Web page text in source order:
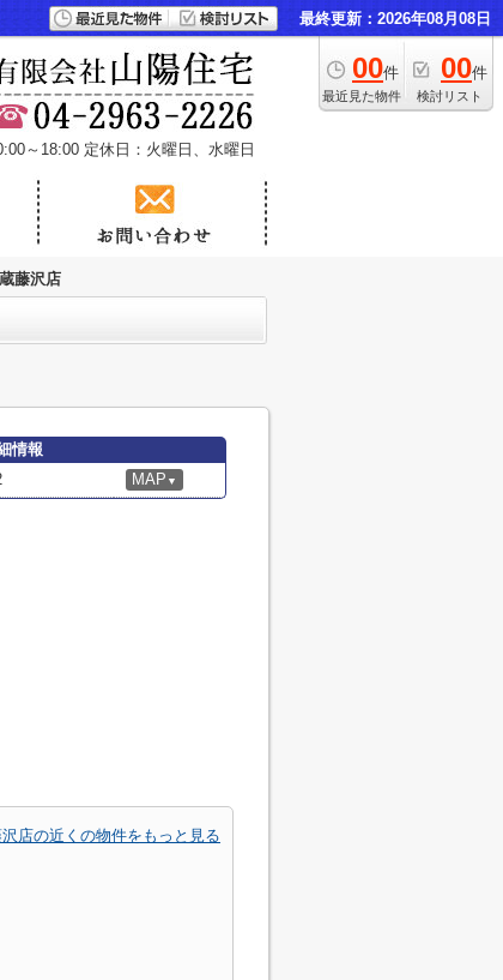
最終更新：2026年08月08日
00件
最近見た物件
00件
検討リスト
～18:00 定休日：火曜日、水曜日
藤沢店
情報
MAP ▼
店の近くの物件をもっと見る